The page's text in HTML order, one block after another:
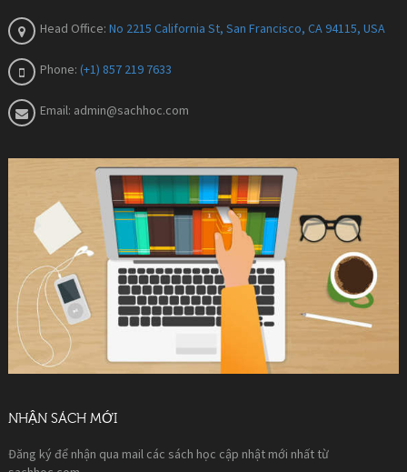
Head Office: No 2215 California St, San Francisco, CA 94115, USA
Phone: (+1) 857 219 7633
Email: admin@sachhoc.com
NHẬN SÁCH MỚI
Đăng ký để nhận qua mail các sách học cập nhật mới nhất từ